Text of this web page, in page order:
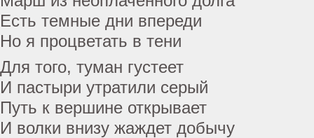
Есть темные дни впереди
Но я процветать в тени
Для того, туман густеет
И пастыри утратили серый
Путь к вершине открывает
И волки внизу жаждет добычу